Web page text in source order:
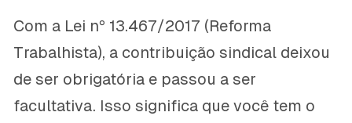
Com a Lei nº 13.467/2017 (Reforma
Trabalhista), a contribuição sindical deixou
de ser obrigatória e passou a ser
facultativa. Isso significa que você tem o